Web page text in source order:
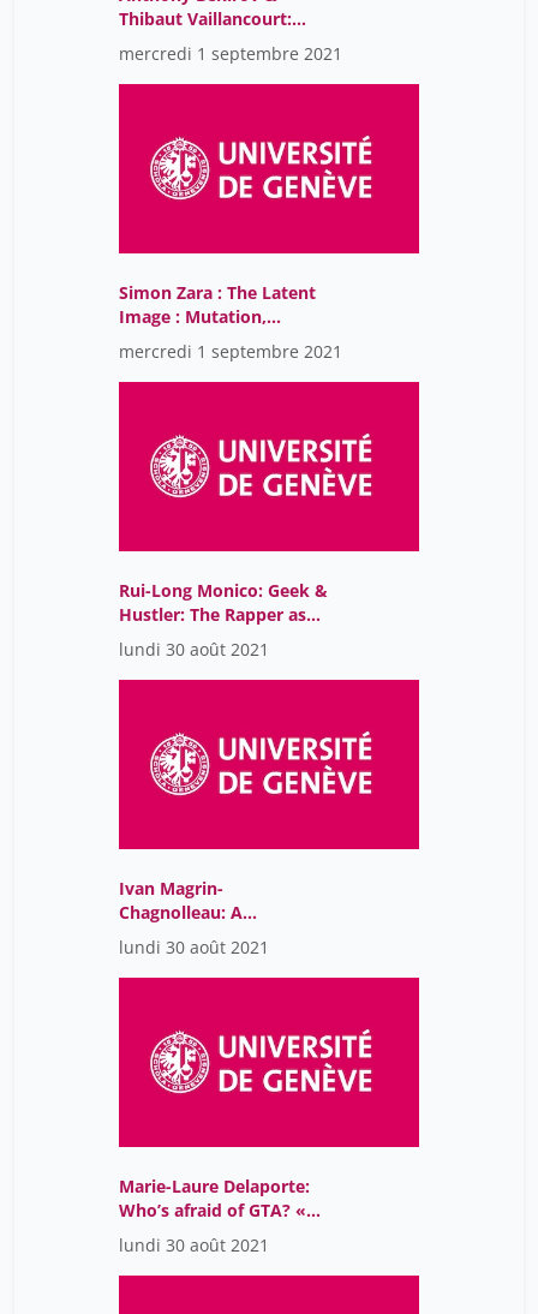
Thibaut Vaillancourt:
Alternate Reality Games:
a new mechanism of the
virtual
mercredi 1 septembre 2021
Simon Zara : The Latent
Image : Mutation,
Potentiality, Viscosity
mercredi 1 septembre 2021
Rui-Long Monico: Geek &
Hustler: The Rapper as
an Agent of Spread of
Contemporary New
Media Aesthetics,
lundi 30 août 2021
Ivan Magrin-
Chagnolleau: A
Phenomenological and
enactive approach of
intermedial visual
lundi 30 août 2021
Marie-Laure Delaporte:
Who’s afraid of GTA? «
The best-selling cultural
product in the world»:
from the screen to the
lundi 30 août 2021